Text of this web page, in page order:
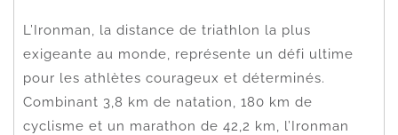
L’Ironman, la distance de triathlon la plus
exigeante au monde, représente un défi ultime
pour les athlètes courageux et déterminés.
Combinant 3,8 km de natation, 180 km de
cyclisme et un marathon de 42,2 km, l’Ironman